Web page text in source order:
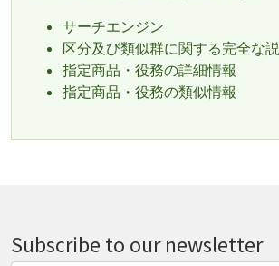
サーチエンジン
区分及び類似群に関する完全な
指定商品・役務の詳細情報
指定商品・役務の類似情報
Subscribe to our newsletter